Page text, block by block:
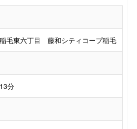
毛東六丁目 藤和シティコープ稲毛
分